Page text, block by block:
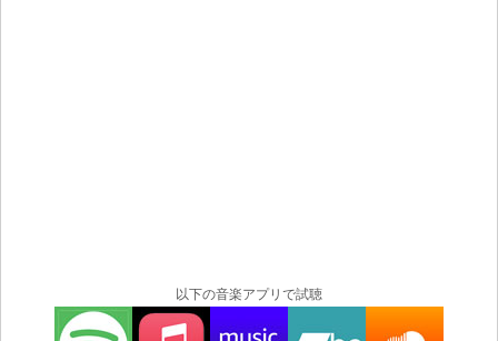
以下の音楽アプリで試聴